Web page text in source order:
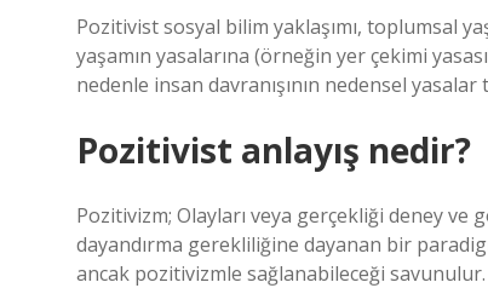
Pozitivist sosyal bilim yaklaşımı, toplumsal
yaşamın yasalarına (örneğin yer çekimi
nedenle insan davranışının nedensel
Pozitivist anlayış nedir?
Pozitivizm; Olayları veya gerçekliği deney ve
dayandırma gerekliliğine dayanan bir
ancak pozitivizmle sağlanabileceği savunulur.